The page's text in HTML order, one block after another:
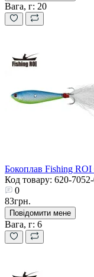
Вага, г: 20
Бокоплав Fishing ROI
Код товару: 620-7052-
0
83грн.
Повідомити мене
Вага, г: 6